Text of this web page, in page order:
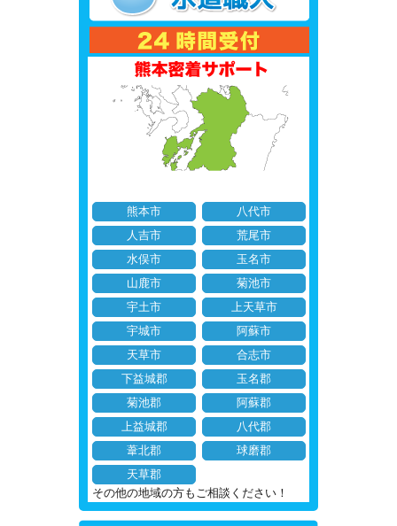
熊本市
八代市
人吉市
荒尾市
水俣市
玉名市
山鹿市
菊池市
宇土市
上天草市
宇城市
阿蘇市
天草市
合志市
下益城郡
玉名郡
菊池郡
阿蘇郡
上益城郡
八代郡
葦北郡
球磨郡
天草郡
その他の地域の方もご相談ください！